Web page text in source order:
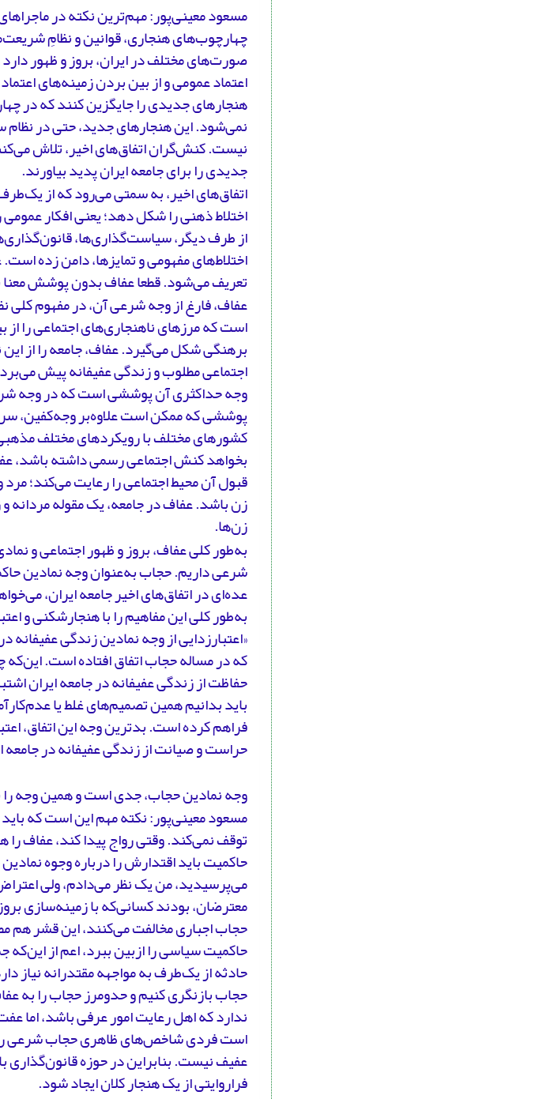
مسعود معینی‌پور: مهم‌ترین نکته در
چهارچوب‌های هنجاری، قوانین و نظامِ
صورت‌های مختلف در ایران، بروز و ظهور
اعتماد عمومی و از بین بردن زمینه‌های
هنجارهای جدیدی را جایگزین کنند که در
نمی‌شود. این هنجارهای جدید، حتی در
نیست. کنش‌گران اتفاق‌های اخیر، تلاش
جدیدی را برای جامعه ایران پدید بیاورند.
اتفاق‌های اخیر، به سمتی‌ می‌رود که از
اختلاط ذهنی را شکل دهد؛ یعنی افکار
از طرف دیگر، سیاست‌گذاری‌ها،
اختلاط‌های مفهومی و تمایزها، دامن زده
تعریف می‌شود. قطعا عفاف بدون پوشش معنا
عفاف، فارغ از وجه شرعی آن، در مفهوم
است که مرزهای ناهنجاری‌های اجتماعی را از
برهنگی شکل می‌گیرد. عفاف، جامعه را از
اجتماعی مطلوب و زندگی عفیفانه پیش
وجه حداکثری آن پوششی است که در وجه
پوششی که ممکن است علاوه‌بر وجه‌کفین،
کشورهای مختلف با رویکردهای مختلف
بخواهد کنش اجتماعی رسمی داشته باشد،
قبول آن محیط اجتماعی را رعایت می‌کند؛
زن باشد. عفاف در جامعه، یک مقوله مردانه
زن‌ها.
به‌طور کلی عفاف، بروز و ظهور اجتماعی و
شرعی داریم. حجاب به‌عنوان وجه نمادین
عده‌ای در اتفاق‌های اخیر جامعه ایران،
به‌طور کلی این مفاهیم را با هنجارشکنی و
«اعتبارزدایی از وجه نمادین زندگی
که در مساله حجاب اتفاق افتاده است.
حفاظت از زندگی عفیفانه در جامعه ایران
باید بدانیم همین تصمیم‌های غلط یا
فراهم کرده است. بدترین وجه این اتفاق،
حراست و صیانت از زندگی عفیفانه در جامعه
وجه نمادین حجاب، جدی است و همین وجه را
مسعود معینی‌پور: نکته مهم این است که
توقف نمی‌کند. وقتی رواج پیدا کند، عفاف را
می‌پرسیدید، من یک نظر می‌دادم، ولی
معترضان، بودند کسانی‌که با زمینه‌سازی بروز
حجاب اجباری مخالفت می‌کنند، این قشر هم
حاکمیت سیاسی را ازبین ببرد، اعم از
حادثه از یک‌طرف به مواجهه مقتدرانه نیاز
حجاب بازنگری کنیم و حد‌و‌مرز حجاب را به
ندارد که اهل رعایت امور عرفی باشد، اما
است فردی شاخص‌های ظاهری حجاب شرعی را
عفیف نیست. بنابراین در حوزه قانون‌گذاری
فراروایتی از یک هنجار کلان ایجاد شود.